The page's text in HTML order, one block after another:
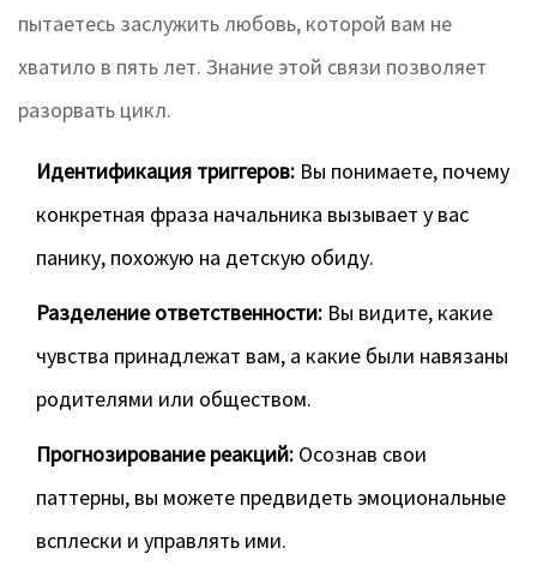
пытаетесь заслужить любовь, которой вам не
хватило в пять лет. Знание этой связи позволяет
разорвать цикл.
Идентификация триггеров: Вы понимаете, почему
конкретная фраза начальника вызывает у вас
панику, похожую на детскую обиду.
Разделение ответственности: Вы видите, какие
чувства принадлежат вам, а какие были навязаны
родителями или обществом.
Прогнозирование реакций: Осознав свои
паттерны, вы можете предвидеть эмоциональные
всплески и управлять ими.